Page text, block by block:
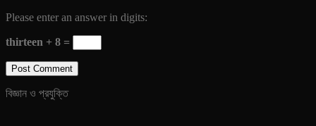
Please enter an answer in digits:
thirteen + 8 =
বিজ্ঞান ও প্রযুক্তি